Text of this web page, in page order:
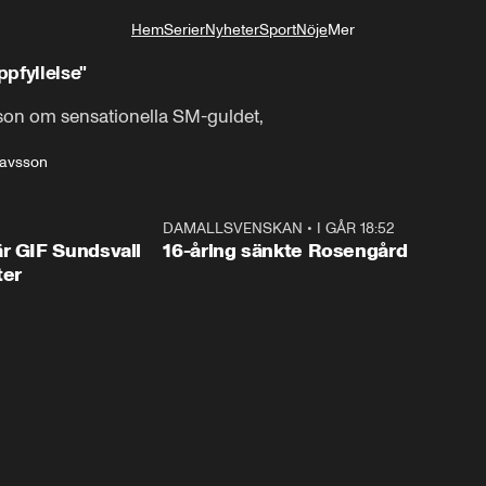
HemSerierNyheterSportNöjeMer
om sensationella SM-guldet,
GIF Sundsvall
DAMALLSVENSKAN • I GÅR 18:52
16-åring sänkte Rosengård